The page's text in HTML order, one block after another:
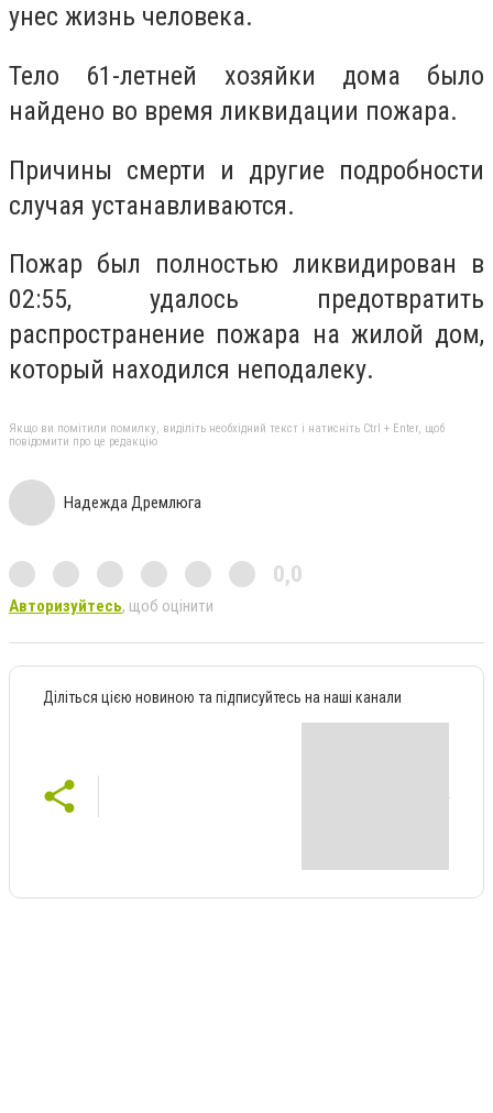
унес жизнь человека.
Тело 61-летней хозяйки дома было
найдено во время ликвидации пожара.
Причины смерти и другие подробности
случая устанавливаются.
Пожар был полностью ликвидирован в
02:55, удалось предотвратить
распространение пожара на жилой дом,
который находился неподалеку.
Якщо ви помітили помилку, виділіть необхідний текст і натисніть Ctrl + Enter, щоб
повідомити про це редакцію
Надежда Дремлюга
0,0
Авторизуйтесь, щоб оцінити
Діліться цією новиною та підписуйтесь на наші канали